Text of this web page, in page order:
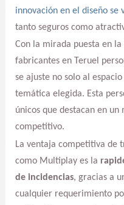
innovación en el diseño se
tanto seguros como
Con la mirada puesta en
fabricantes en Teruel
se ajuste no solo al
temática elegida. Esta
únicos que destacan en un
competitivo.
La ventaja competitiva de
como Multiplay es la
de incidencias, gracias a
cualquier requerimiento